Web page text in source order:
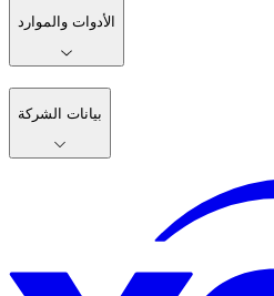
الأدوات والموارد
بيانات الشركة